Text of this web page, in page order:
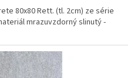
80x80 Rett. (tl. 2cm) ze série
mrazuvzdorný slinutý -